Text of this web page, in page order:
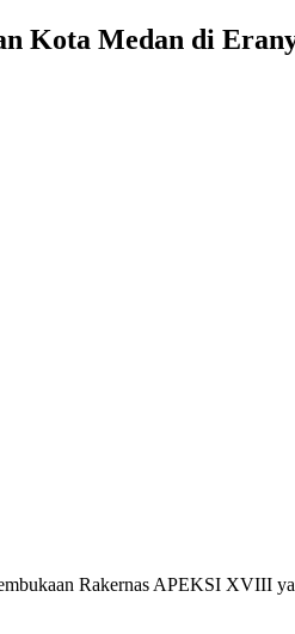
Kota Medan di
Rakernas APEKSI XVIII